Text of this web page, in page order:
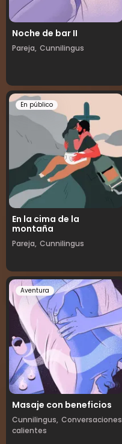
Noche de bar II
Pareja, Cunnilingus
En la cima de la
montaña
En público
Pareja, Cunnilingus
Masaje con beneficios
Aventura
Cunnilingus, Conversaciones
calientes